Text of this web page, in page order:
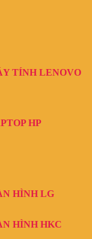
TÍNH LENOVO
HP
HÌNH LG
HÌNH HKC